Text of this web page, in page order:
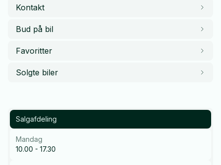
Kontakt
Bud på bil
Favoritter
Solgte biler
Salgafdeling
Mandag
10.00 - 17.30